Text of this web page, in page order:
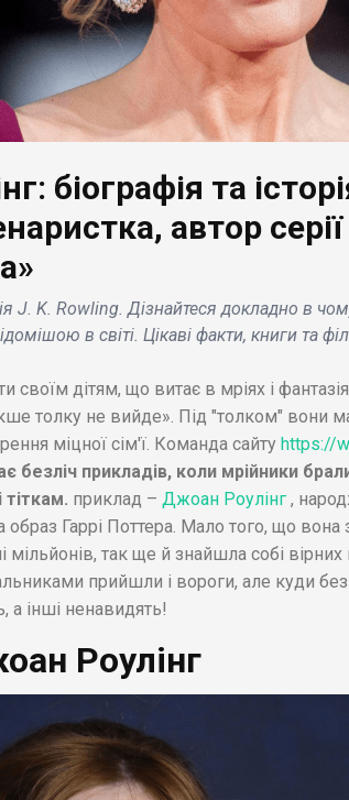
біографія та
автор
J. K. Rowling. Дізнайтеся докладно в
в світі. Цікаві факти, книги та
своїм дітям, що витає в мріях і
толку не вийде». Під "толком" вони
міцної сім'ї. Команда сайтуhttps://
безліч прикладів, коли мрійники
приклад – Джоан Роулінг ,
Гаррі Поттера. Мало того, що вона
мільйонів, так ще й знайшла собі
прийшли і вороги, але куди
інші ненавидять!
Роулінг
долар .